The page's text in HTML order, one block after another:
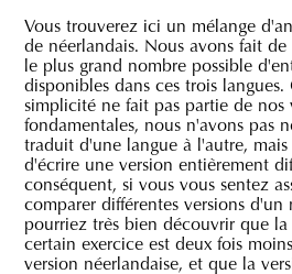
Vous trouverez ici un mélange
de néerlandais. Nous avons fait
le plus grand nombre possible
disponibles dans ces trois
simplicité ne fait pas partie de nos
fondamentales, nous n'avons pas
traduit d'une langue à l'autre,
d'écrire une version entièrement
conséquent, si vous vous sentez
comparer différentes versions d'un
pourriez très bien découvrir que
certain exercice est deux fois
version néerlandaise, et que la